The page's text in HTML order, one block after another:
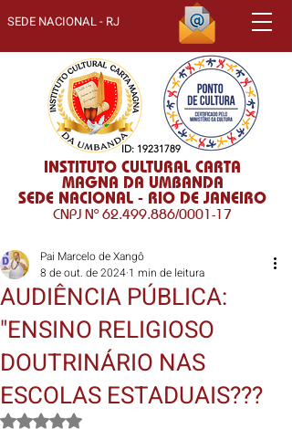
SEDE NACIONAL - RJ
INSTITUTO CULTURAL CARTA
MAGNA DA UMBANDA
SEDE NACIONAL - RIO DE JANEIRO
CNPJ Nº62.499.886/0001-17
ID: 19231789
AUDIÊNCIA PÚBLICA:
"ENSINO RELIGIOSO
DOUTRINÁRIO NAS
ESCOLAS ESTADUAIS???
Pai Marcelo de Xangô
8 de out. de 2024 1 min de leitura
Avaliado com NaN de 5 estrelas.